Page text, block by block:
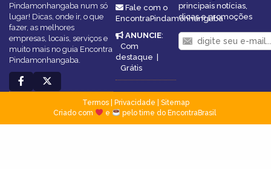
Pindamonhangaba num só
lugar! Dicas, onde ir, o que
fazer, as melhores
empresas, locais, serviços e
muito mais no guia Encontra
Pindamonhangaba.
Fale com o
EncontraPindamonhangaba
ANUNCIE:
Com
destaque |
Grátis
principais notícias,
dicas e promoções
Termos| Privacidade
Sitemap
Criado com
e pelo time do EncontraBrasil